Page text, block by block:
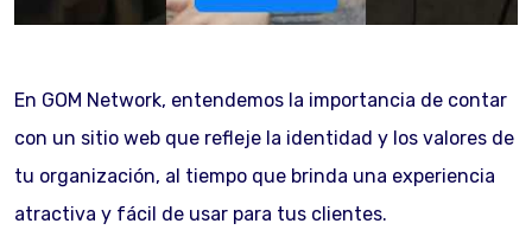
En GOM Network, entendemos la importancia de contar
con un sitio web que refleje la identidad y los valores de
tu organización, al tiempo que brinda una experiencia
atractiva y fácil de usar para tus clientes.